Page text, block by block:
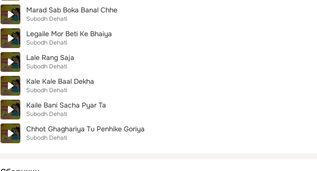
Marad Sab Boka Banal Chhe
Subodh Dehati
Legaile Mor Beti Ke Bhaiya
Subodh Dehati
Lale Rang Saja
Subodh Dehati
Kale Kale Baal Dekha
Subodh Dehati
Kaile Bani Sacha Pyar Ta
Subodh Dehati
Chhot Ghaghariya Tu Penhike Goriya
Subodh Dehati